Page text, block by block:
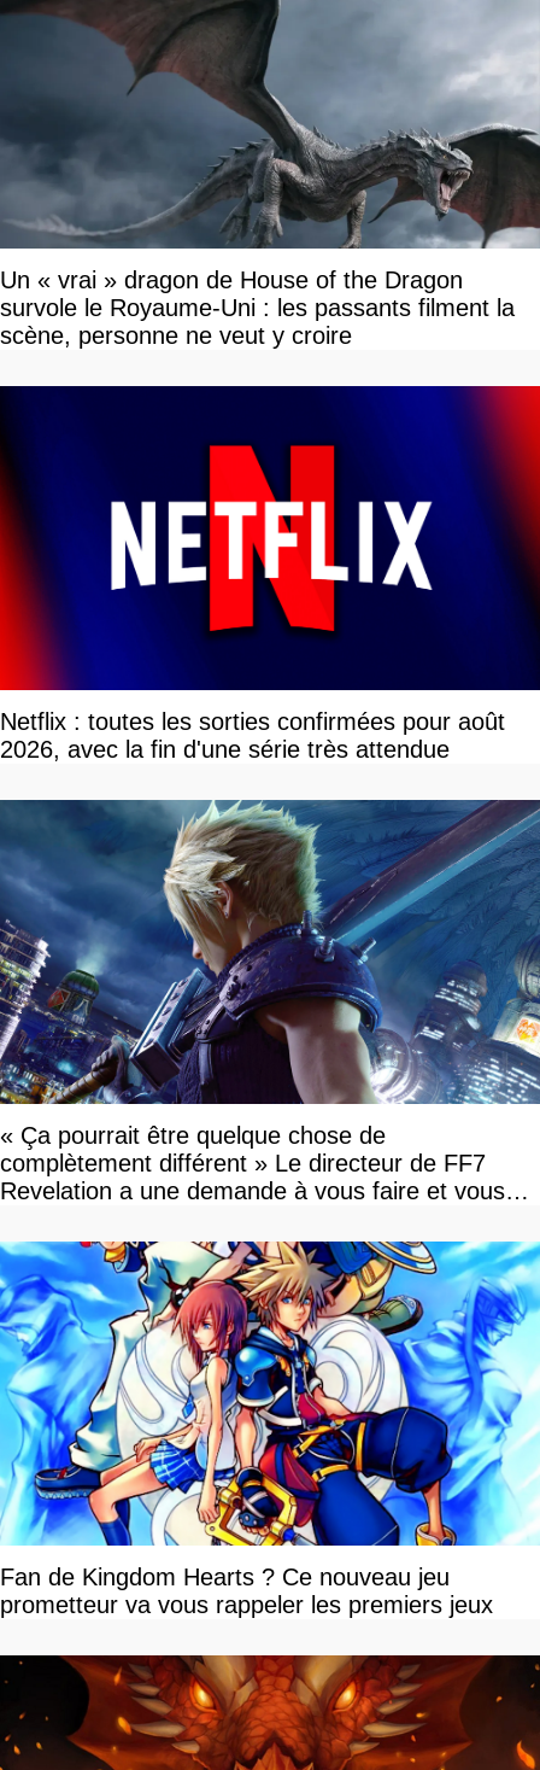
Un « vrai » dragon de House of the Dragon
survole le Royaume-Uni : les passants filment la
scène, personne ne veut y croire
Netflix : toutes les sorties confirmées pour août
2026, avec la fin d'une série très attendue
« Ça pourrait être quelque chose de
complètement différent » Le directeur de FF7
Revelation a une demande à vous faire et vous
Fan de Kingdom Hearts ? Ce nouveau jeu
prometteur va vous rappeler les premiers jeux